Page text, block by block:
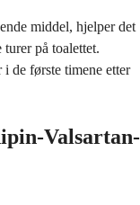
middel, hjelper det
på toalettet.
de første timene etter
Valsartan-